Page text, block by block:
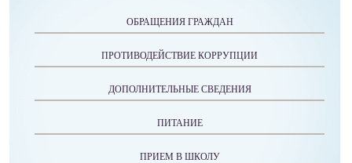
ОБРАЩЕНИЯ ГРАЖДАН
ПРОТИВОДЕЙСТВИЕ КОРРУПЦИИ
ДОПОЛНИТЕЛЬНЫЕ СВЕДЕНИЯ
ПИТАНИЕ
ПРИЕМ В ШКОЛУ